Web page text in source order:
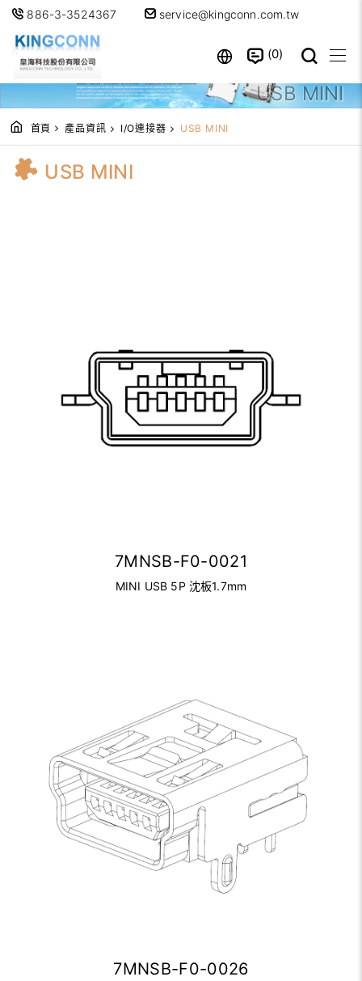
886-3-3524367 service@kingconn.com.tw
0
USB MINI
首頁 產品資訊 I/O連接器 USB MINI
USB MINI
7MNSB-F0-0021
MINI USB 5P 沈板1.7mm
7MNSB-F0-0026